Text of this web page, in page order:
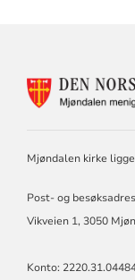
Mjøndalen kirke
Post- og
Vikveien 1, 3050
Konto: